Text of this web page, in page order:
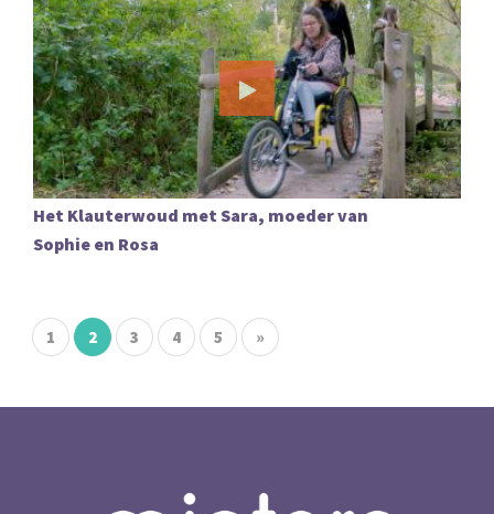
Het Klauterwoud met Sara, moeder van
Sophie en Rosa
1 2 3 4 5 »